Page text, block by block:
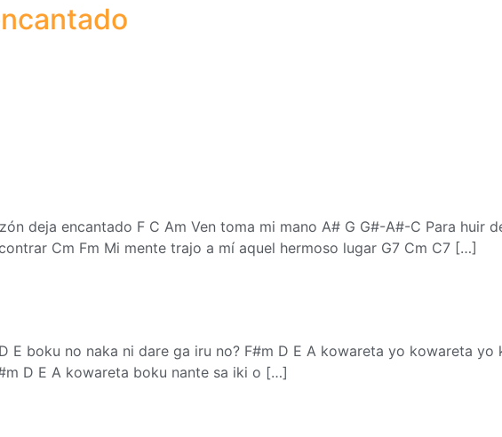
deja encantado F C Am Ven toma mi mano A# G G#-A#-C Para huir
Cm Fm Mi mente trajo a mí aquel hermoso lugar G7 Cm C7 […]
E boku no naka ni dare ga iru no? F#m D E A kowareta yo kowareta yo
D E A kowareta boku nante sa iki o […]